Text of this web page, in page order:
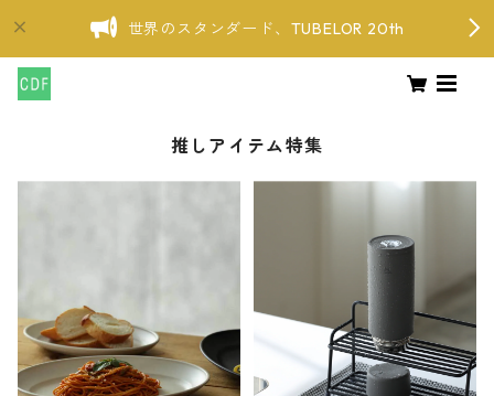
世界のスタンダード、TUBELOR 20th
推しアイテム特集